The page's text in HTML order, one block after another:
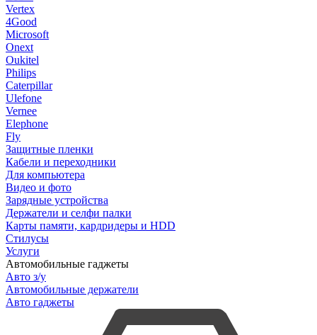
Vertex
4Good
Microsoft
Onext
Oukitel
Philips
Caterpillar
Ulefone
Vernee
Elephone
Fly
Защитные пленки
Кабели и переходники
Для компьютера
Видео и фото
Зарядные устройства
Держатели и селфи палки
Карты памяти, кардридеры и HDD
Стилусы
Услуги
Автомобильные гаджеты
Авто з/у
Автомобильные держатели
Авто гаджеты